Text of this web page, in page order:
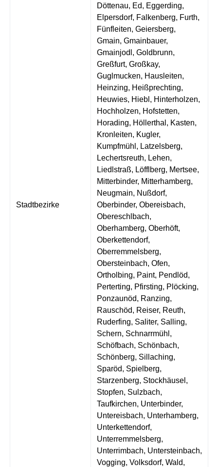
Stadtbezirke
Döttenau, Ed, Eggerding,
Elpersdorf, Falkenberg, Furth,
Fünfleiten, Geiersberg,
Gmain, Gmainbauer,
Gmainjodl, Goldbrunn,
Greßfurt, Großkay,
Guglmucken, Hausleiten,
Heinzing, Heißprechting,
Heuwies, Hiebl, Hinterholzen,
Hochholzen, Hofstetten,
Horading, Höllerthal, Kasten,
Kronleiten, Kugler,
Kumpfmühl, Latzelsberg,
Lechertsreuth, Lehen,
Liedlstraß, Löfflberg, Mertsee,
Mitterbinder, Mitterhamberg,
Neugmain, Nußdorf,
Oberbinder, Obereisbach,
Obereschlbach,
Oberhamberg, Oberhöft,
Oberkettendorf,
Oberremmelsberg,
Obersteinbach, Ofen,
Ortholbing, Paint, Pendlöd,
Perterting, Pfirsting, Plöcking,
Ponzaunöd, Ranzing,
Rauschöd, Reiser, Reuth,
Ruderfing, Saliter, Salling,
Schern, Schnarrmühl,
Schöfbach, Schönbach,
Schönberg, Sillaching,
Sparöd, Spielberg,
Starzenberg, Stockhäusel,
Stopfen, Sulzbach,
Taufkirchen, Unterbinder,
Untereisbach, Unterhamberg,
Unterkettendorf,
Unterremmelsberg,
Unterrimbach, Untersteinbach,
Vogging, Volksdorf, Wald,